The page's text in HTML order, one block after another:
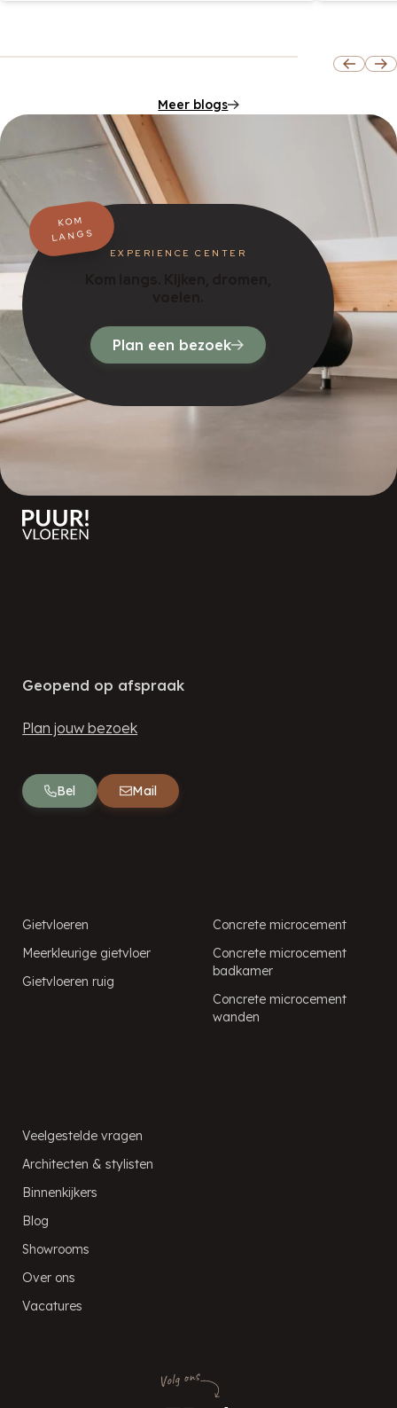
Meer blogs
KOM
LANGS
EXPERIENCE CENTER
Plan een bezoek
Volg ons
Geopend op afspraak
Plan jouw bezoek
Bel Mail
Gietvloeren
Meerkleurige gietvloer
Gietvloeren ruig
Concrete microcement
Concrete microcement
badkamer
Concrete microcement
wanden
Veelgestelde vragen
Architecten & stylisten
Binnenkijkers
Blog
Showrooms
Over ons
Vacatures